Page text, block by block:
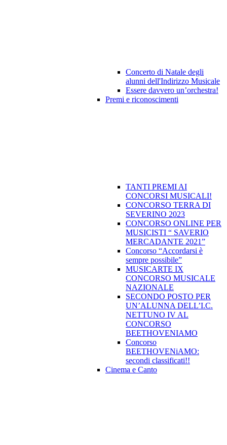
Concerto di Natale degli
alunni dell'Indirizzo Musicale
Essere davvero un’orchestra!
Premi e riconoscimenti
TANTI PREMI AI
CONCORSI MUSICALI!
CONCORSO TERRA DI
SEVERINO 2023
CONCORSO ONLINE PER
MUSICISTI “ SAVERIO
MERCADANTE 2021”
Concorso “Accordarsi è
sempre possibile”
MUSICARTE IX
CONCORSO MUSICALE
NAZIONALE
SECONDO POSTO PER
UN’ALUNNA DELL’I.C.
NETTUNO IV AL
CONCORSO
BEETHOVENIAMO
Concorso
BEETHOVENiAMO:
secondi classificati!!
Cinema e Canto